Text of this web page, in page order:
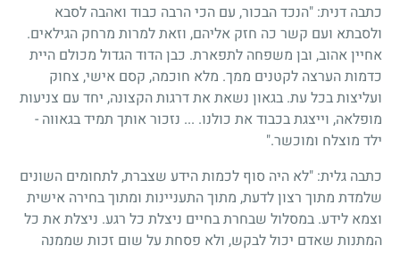
כתבה דנית: "הנכד הבכור, עם הכי הרבה כבוד ואהבה לסבא
ולסבתא ועם קשר כה חזק אליהם, וזאת למרות מרחק הגילאים.
אחיין אהוב, ובן משפחה לתפארת. כבן הדוד הגדול מכולם היית
כדמות הערצה לקטנים ממך. מלא חוכמה, קסם אישי, צחוק
ועליצות בכל עת. בגאון נשאת את דרגות הקצונה, יחד עם צניעות
מופלאה, וייצגת בכבוד את כולנו. ... נזכור אותך תמיד בגאווה -
ילד מוצלח ומוכשר."
כתבה גלית: "לא היה סוף לכמות הידע שצברת, לתחומים השונים
שלמדת מתוך רצון לדעת, מתוך התעניינות ומתוך בחירה אישית
וצמא לידע. במסלול שבחרת בחיים ניצלת כל רגע. ניצלת את כל
המתנות שאדם יכול לבקש, ולא פסחת על שום זכות שממנה